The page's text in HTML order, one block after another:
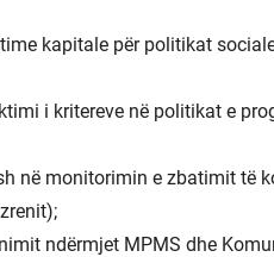
kapitale për politikat
i kritereve në politikat e
në monitorimin e zbatimit të
ndërmjet MPMS dhe